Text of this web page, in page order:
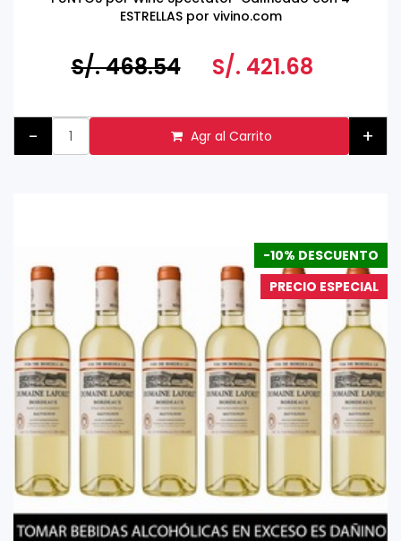
ESTRELLAS por vivino.com
S/. 468.54 S/. 421.68
- Agr al Carrito +
-10% DESCUENTO
PRECIO ESPECIAL